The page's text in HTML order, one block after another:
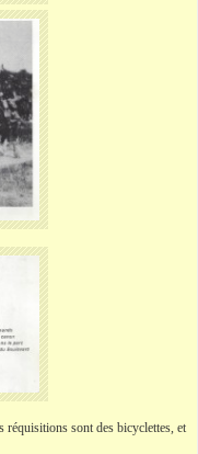
sont des bicyclettes, et